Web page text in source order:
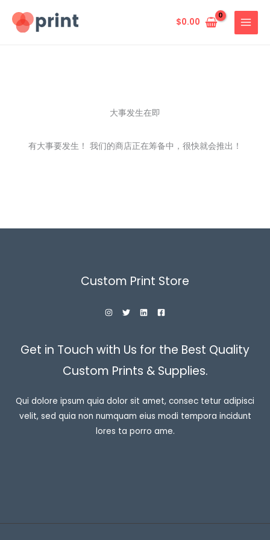
$0.00
大事发生在即
有大事要发生！ 我们的商店正在筹备中，很快就会推出！
Custom Print Store
Get in Touch with Us for the Best Quality
Custom Prints & Supplies.
Qui dolore ipsum quia dolor sit amet, consec tetur adipisci
velit, sed quia non numquam eius modi tempora incidunt
lores ta porro ame.